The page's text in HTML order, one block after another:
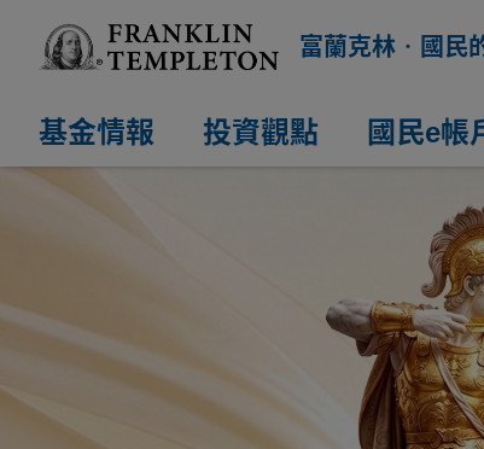
富蘭克林‧國民
基金情報 投資觀點 國民e帳